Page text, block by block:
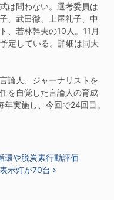
は問わない。選考委員は
、武田徹、土屋礼子、中
、若林幹夫の10人。11月
定している。詳細は同大
論人、ジャーナリストを
を自覚した言論人の育成
実施し、今回で24回目。
や脱炭素行動評価
示灯が70台